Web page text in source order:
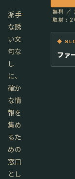
派手
な誘
い文
句な
し
に、
確か
な情
報を
集め
るた
めの
窓口
とし
無料 ／
取材：
◆
ファ